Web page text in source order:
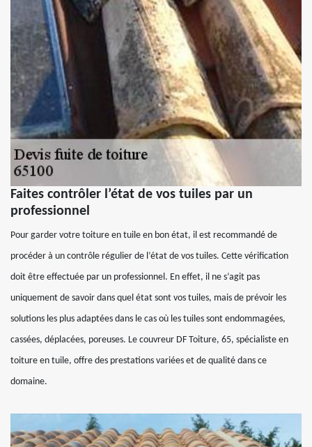
Faites contrôler l’état de vos tuiles par un
professionnel
Pour garder votre toiture en tuile en bon état, il est recommandé de
procéder à un contrôle régulier de l’état de vos tuiles. Cette vérification
doit être effectuée par un professionnel. En effet, il ne s’agit pas
uniquement de savoir dans quel état sont vos tuiles, mais de prévoir les
solutions les plus adaptées dans le cas où les tuiles sont endommagées,
cassées, déplacées, poreuses. Le couvreur DF Toiture, 65, spécialiste en
toiture en tuile, offre des prestations variées et de qualité dans ce
domaine.